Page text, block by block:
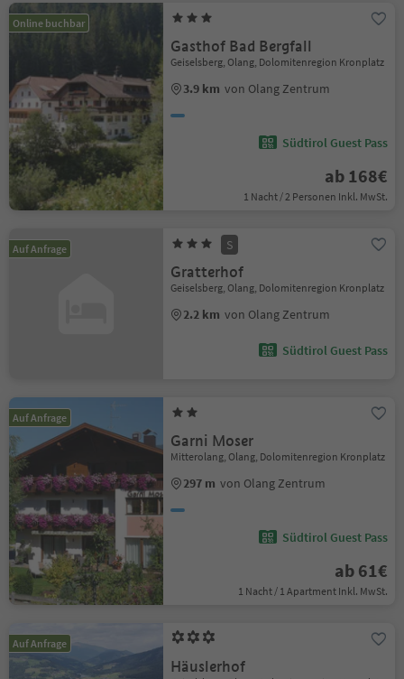
Online buchbar
Gasthof Bad Bergfall
Geiselsberg, Olang, Dolomitenregion Kronplatz
3.9 km von Olang Zentrum
Südtirol Guest Pass
ab 168€
1 Nacht / 2 Personen Inkl. MwSt.
Auf Anfrage S
Gratterhof
Geiselsberg, Olang, Dolomitenregion Kronplatz
2.2 km von Olang Zentrum
Südtirol Guest Pass
Auf Anfrage
Garni Moser
Mitterolang, Olang, Dolomitenregion Kronplatz
297 m von Olang Zentrum
Südtirol Guest Pass
ab 61€
1 Nacht / 1 Apartment Inkl. MwSt.
Auf Anfrage
Häuslerhof